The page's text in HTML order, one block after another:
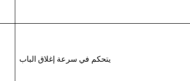
يتحكم في سرعة إغلاق الباب